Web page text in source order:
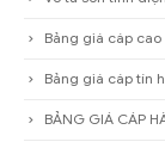
Bảng giá cáp
Bảng giá cáp tín
BẢNG GIÁ CÁP